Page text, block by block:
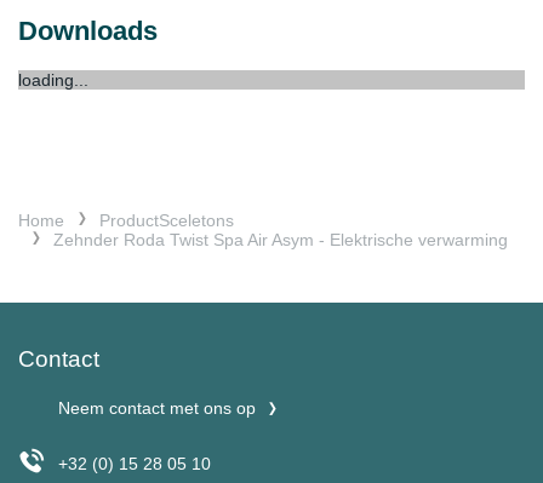
Downloads
loading...
Home
ProductSceletons
Zehnder Roda Twist Spa Air Asym - Elektrische verwarming
Contact
Neem contact met ons op
+32 (0) 15 28 05 10